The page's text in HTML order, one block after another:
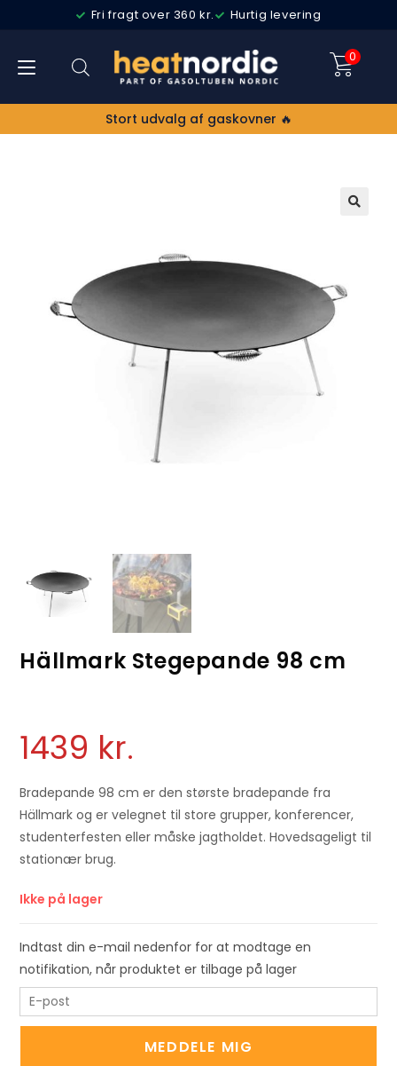
Fri fragt over 360 kr. Hurtig levering
0
Stort udvalg af gaskovner 🔥
Hällmark Stegepande 98 cm
1439 kr.
Bradepande 98 cm er den største bradepande fra
Hällmark og er velegnet til store grupper, konferencer,
studenterfesten eller måske jagtholdet. Hovedsageligt til
stationær brug.
Ikke på lager
Indtast din e-mail nedenfor for at modtage en
notifikation, når produktet er tilbage på lager
n
MEDDELE MIG